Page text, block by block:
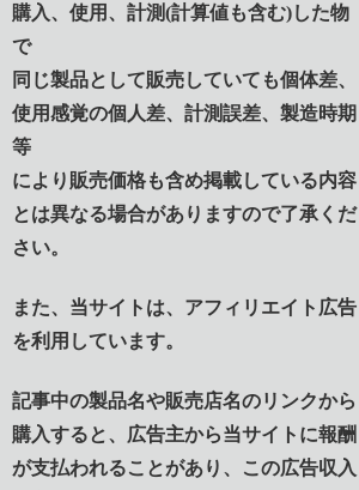
購入、使用、計測(計算値も含む)した物
で
同じ製品として販売していても個体差、
使用感覚の個人差、計測誤差、製造時期
等
により販売価格も含め掲載している内容
とは異なる場合がありますので了承くだ
さい。
また、当サイトは、アフィリエイト広告
を利用しています。
記事中の製品名や販売店名のリンクから
購入すると、広告主から当サイトに報酬
が支払われることがあり、この広告収入